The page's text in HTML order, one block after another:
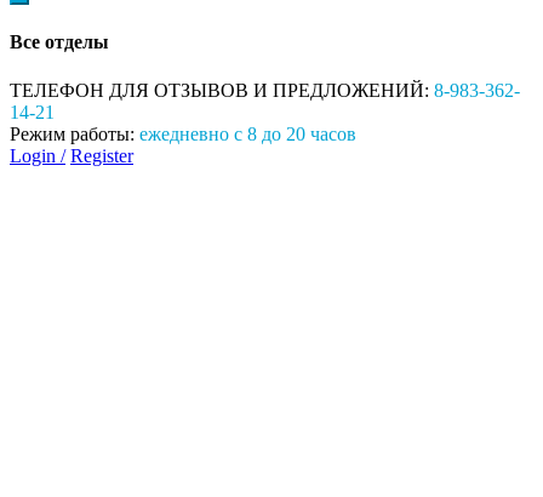
Все отделы
ТЕЛЕФОН ДЛЯ ОТЗЫВОВ И ПРЕДЛОЖЕНИЙ: 8-983-362-
14-21
Режим работы: ежедневно с 8 до 20 часов
Login / Register